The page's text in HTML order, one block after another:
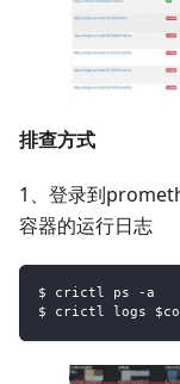
排查方式
1、登录到
容器的运行日志
$ crictl ps -a
$ crictl logs